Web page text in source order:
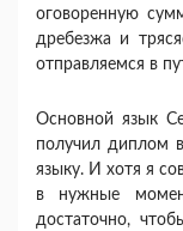
оговоренную
дребезжа и
отправляемся в
Основной язык
получил диплом
языку. И хотя я
в нужные
достаточно,